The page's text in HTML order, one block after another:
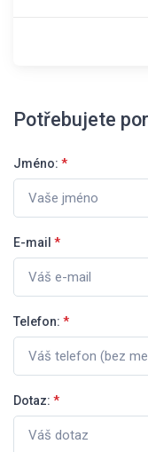
Potřebujete
Jméno: *
E-mail *
Telefon: *
Dotaz: *